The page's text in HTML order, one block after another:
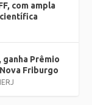
com ampla
ganha Prêmio
Friburgo